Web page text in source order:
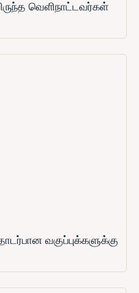
வெளிநாட்டவர்கள்
வகுப்புக்களுக்கு